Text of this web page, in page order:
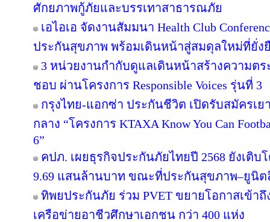
ศักยภาพกู้ภัยและบรรเทาสาธารณภัย
เอไอเอ จัดงานสัมมนา Health Club
ประกันสุขภาพ พร้อมเดินหน้าสู่สมดุลใหม่ที่ยั่ง
3 หน่วยงานกำกับดูแลเดินหน้าสร้างความต
ชอบ ผ่านโครงการ Responsible Voices รุ่นที่ 3
กรุงไทย-แอกซ่า ประกันชีวิต เปิดรับสมัครเ
กลาง “โครงการ KTAXA Know You Can
6”
คปภ. เผยธุรกิจประกันภัยไทยปี 2568 ยังเติบ
9.69 แสนล้านบาท ขณะที่ประกันสุขภาพ–ยูนิต
ทิพยประกันภัย ร่วม PVET ขยายโอกาสเข้า
เครือข่ายอาชีวศึกษาเอกชน กว่า 400 แห่ง